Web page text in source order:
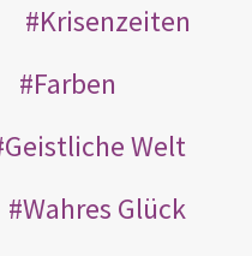
Krisenzeiten
Farben
Geistliche Welt
Wahres Glück